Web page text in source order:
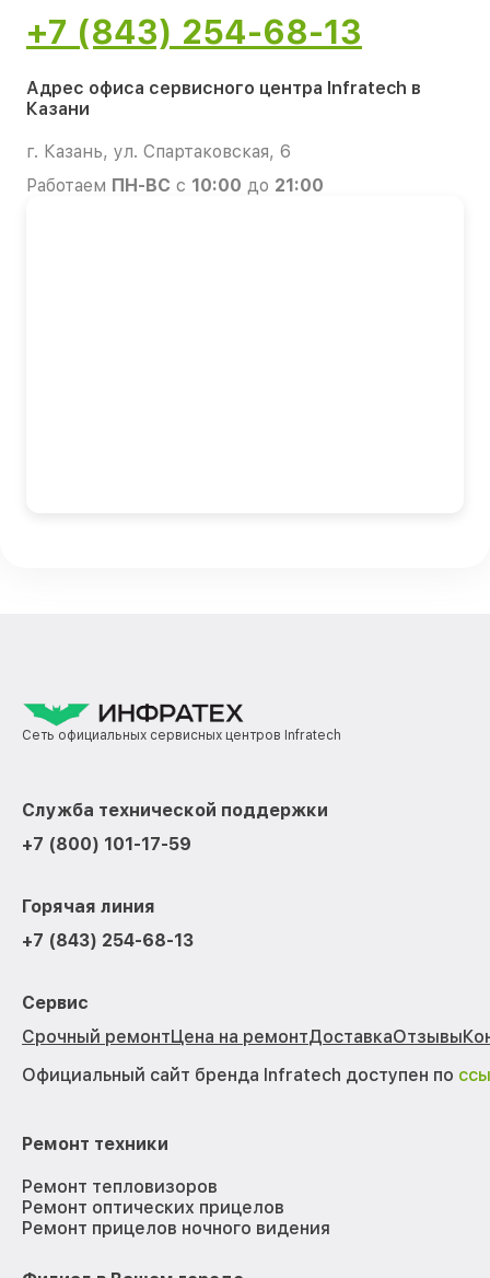
+7 (843) 254-68-13
Адрес офиса сервисного центра Infratech в
Казани
г. Казань, ул. Спартаковская, 6
Работаем ПН-ВС с 10:00 до 21:00
Сеть официальных сервисных центров Infratech
Служба технической поддержки
+7 (800) 101-17-59
Горячая линия
+7 (843) 254-68-13
Сервис
Срочный ремонтЦена на ремонтДоставкаОтзывы
Официальный сайт бренда Infratech доступен по
Ремонт техники
Ремонт тепловизоров
Ремонт оптических прицелов
Ремонт прицелов ночного видения